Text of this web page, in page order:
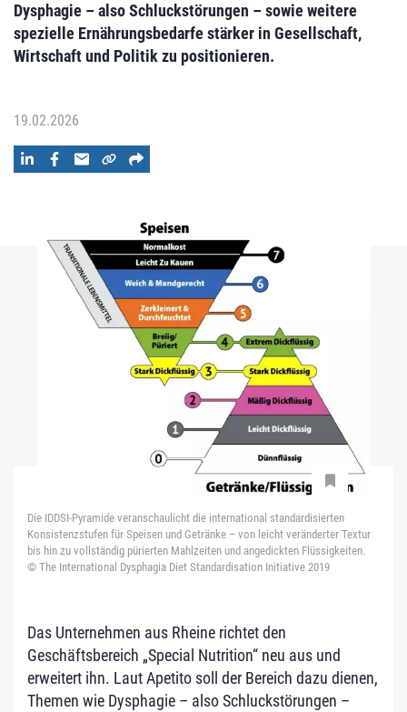
Dysphagie – also Schluckstörungen – sowie weitere
spezielle Ernährungsbedarfe stärker in Gesellschaft,
Wirtschaft und Politik zu positionieren.
19.02.2026
Die IDDSI-Pyramide veranschaulicht die international standardisierten
Konsistenzstufen für Speisen und Getränke – von leicht veränderter Textur
bis hin zu vollständig pürierten Mahlzeiten und angedickten Flüssigkeiten.
© The International Dysphagia Diet Standardisation Initiative 2019
Das Unternehmen aus Rheine richtet den
Geschäftsbereich „Special Nutrition“ neu aus und
erweitert ihn. Laut Apetito soll der Bereich dazu dienen,
Themen wie Dysphagie – also Schluckstörungen –